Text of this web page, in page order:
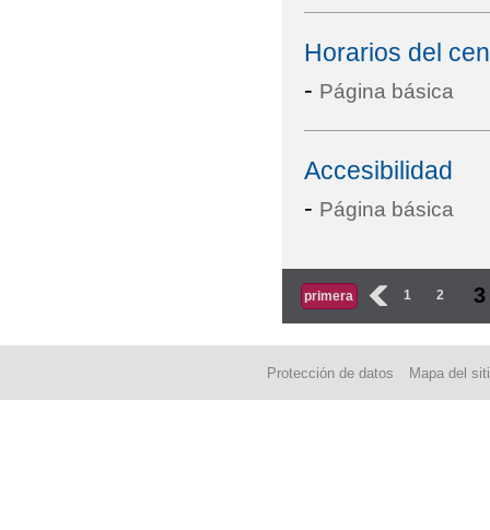
Horarios del
- Página básica
Accesibilidad
- Página básica
Páginas
primera ‹ 1 2 3
Protección de datos Mapa del